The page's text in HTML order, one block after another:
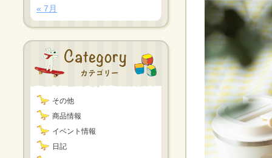
« 7月
その他
商品情報
イベント情報
日記